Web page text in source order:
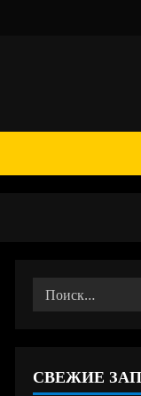
Найти:
СВЕЖИЕ